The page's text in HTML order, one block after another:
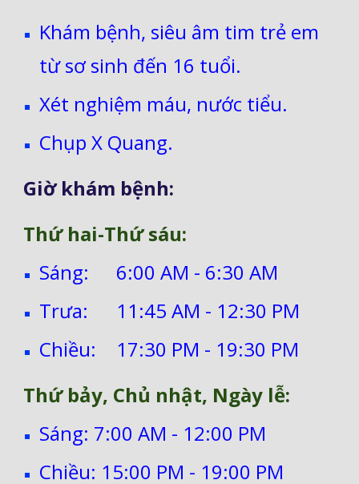
Khám bệnh, siêu âm tim trẻ em
từ sơ sinh đến 16 tuổi.
Xét nghiệm máu, nước tiểu.
Chụp X Quang.
Giờ khám bệnh:
Thứ hai-Thứ sáu:
Sáng:
6:00 AM - 6:30 AM
Trưa:
11:45 AM - 12:30 PM
Chiều:
17:30 PM - 19:30 PM
Thứ bảy, Chủ nhật, Ngày lễ:
Sáng: 7:00 AM - 12:00 PM
Chiều: 15:00 PM - 19:00 PM